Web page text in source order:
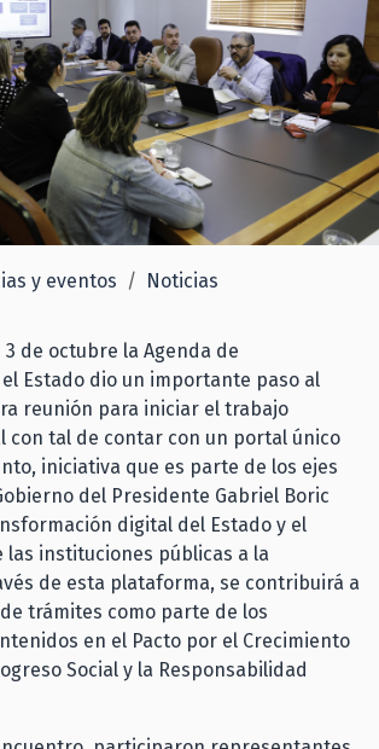
y eventos Noticias
3 de octubre la Agenda de
Estado dio un importante paso al
reunión para iniciar el trabajo
con tal de contar con un portal único
iniciativa que es parte de los ejes
del Presidente Gabriel Boric
digital del Estado y el
las instituciones públicas a la
de esta plataforma, se contribuirá a
trámites como parte de los
en el Pacto por el Crecimiento
Social y la Responsabilidad